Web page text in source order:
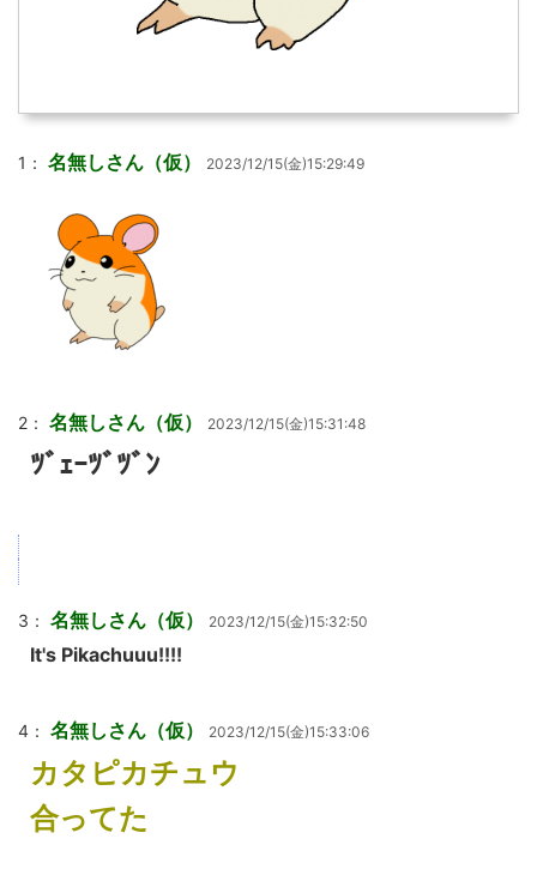
1： 名無しさん（仮） 2023/12/15(金)15:29:49
2： 名無しさん（仮） 2023/12/15(金)15:31:48
ﾂﾞｪｰﾂﾞﾂﾞﾝ
3： 名無しさん（仮） 2023/12/15(金)15:32:50
It's Pikachuuu!!!!
4： 名無しさん（仮） 2023/12/15(金)15:33:06
カタピカチュウ
合ってた